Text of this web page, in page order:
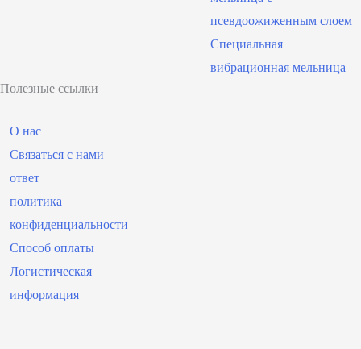
псевдоожиженным слоем
Специальная
вибрационная мельница
Полезные ссылки
О нас
Связаться с нами
ответ
политика
конфиденциальности
Способ оплаты
Логистическая
информация